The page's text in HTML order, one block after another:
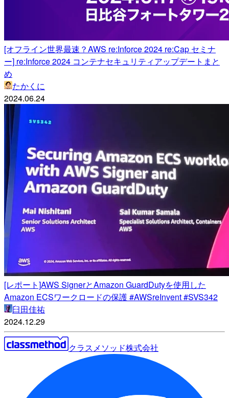
[オフライン世界最速？AWS re:Inforce 2024 re:Cap セミナ
ー] re:Inforce 2024 コンテナセキュリティアップデートまと
め
たかくに
2024.06.24
[レポート]AWS SignerとAmazon GuardDutyを使用した
Amazon ECSワークロードの保護 #AWSreInvent #SVS342
臼田佳祐
2024.12.29
クラスメソッド株式会社